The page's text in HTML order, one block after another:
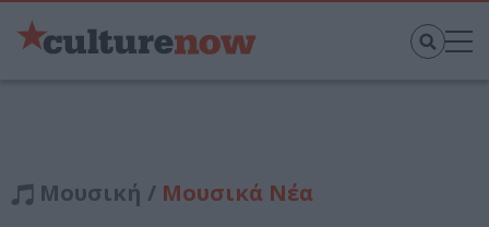
Μουσική / Μουσικά Νέα